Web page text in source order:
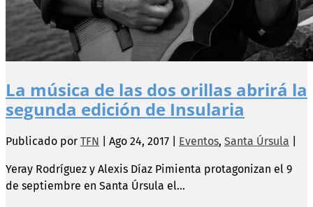
La música de las dos orillas abrirá la
segunda edición de Insularia
Publicado por TFN Ago 24, 2017 Eventos, Santa Úrsula
Yeray Rodríguez y Alexis Díaz Pimienta protagonizan el 9
de septiembre en Santa Úrsula el...